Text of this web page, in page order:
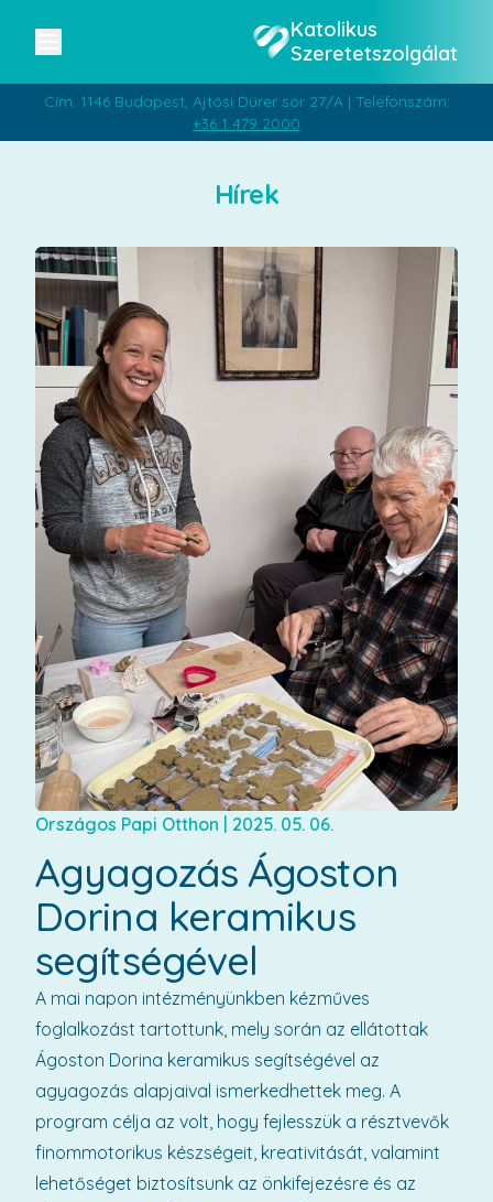
Katolikus
Szeretetszolgálat
Cím: 1146 Budapest, Ajtósi Dürer sor 27/A | Telefonszám:
+36 1 479 2000
Hírek
Országos Papi Otthon 2025. 05. 06.
Agyagozás Ágoston
Dorina keramikus
segítségével
A mai napon intézményünkben kézműves
foglalkozást tartottunk, mely során az ellátottak
Ágoston Dorina keramikus segítségével az
agyagozás alapjaival ismerkedhettek meg. A
program célja az volt, hogy fejlesszük a résztvevők
finommotorikus készségeit, kreativitását, valamint
lehetőséget biztosítsunk az önkifejezésre és az